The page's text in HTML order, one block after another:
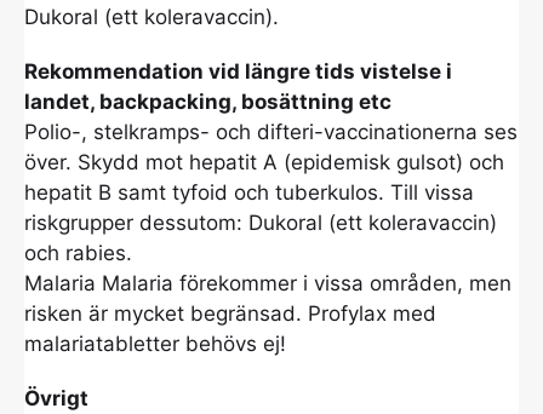
Dukoral (ett koleravaccin).
Rekommendation vid längre tids vistelse i
landet, backpacking, bosättning etc
Polio-, stelkramps- och difteri-vaccinationerna ses
över. Skydd mot hepatit A (epidemisk gulsot) och
hepatit B samt tyfoid och tuberkulos. Till vissa
riskgrupper dessutom: Dukoral (ett koleravaccin)
och rabies.
Malaria Malaria förekommer i vissa områden, men
risken är mycket begränsad. Profylax med
malariatabletter behövs ej!
Övrigt